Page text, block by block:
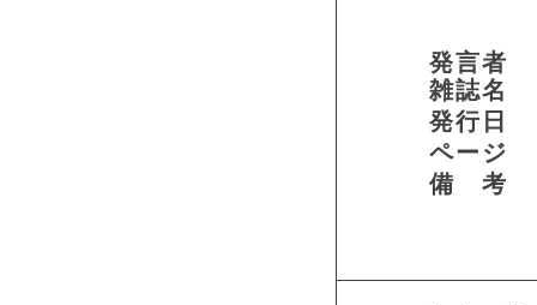
発言者
雑誌名
発行日
ページ
備 考